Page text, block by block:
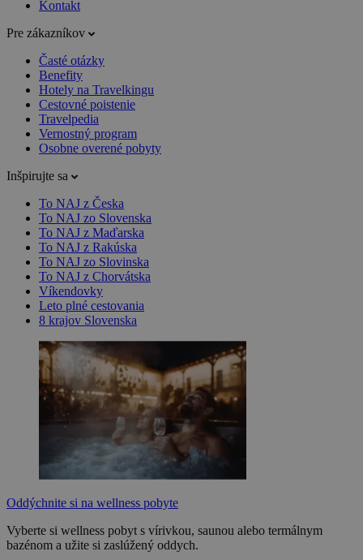
Kontakt
Pre zákazníkov
Časté otázky
Benefity
Hotely na Travelkingu
Cestovné poistenie
Travelpedia
Vernostný program
Osobne overené pobyty
Inšpirujte sa
To NAJ z Česka
To NAJ zo Slovenska
To NAJ z Maďarska
To NAJ z Rakúska
To NAJ zo Slovinska
To NAJ z Chorvátska
Víkendovky
Leto plné cestovania
8 krajov Slovenska
Oddýchnite si na wellness pobyte
Vyberte si wellness pobyt s vírivkou, saunou alebo termálnym
bazénom a užite si zaslúžený oddych.